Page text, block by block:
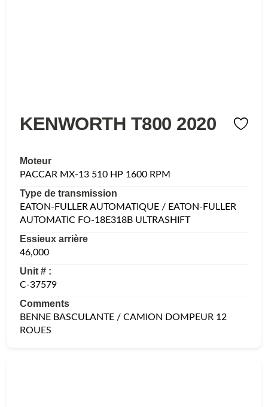
KENWORTH T800 2020
Moteur
PACCAR MX-13 510 HP 1600 RPM
Type de transmission
EATON-FULLER AUTOMATIQUE / EATON-FULLER
AUTOMATIC FO-18E318B ULTRASHIFT
Essieux arrière
46,000
Unit # :
C-37579
Comments
BENNE BASCULANTE / CAMION DOMPEUR 12
ROUES